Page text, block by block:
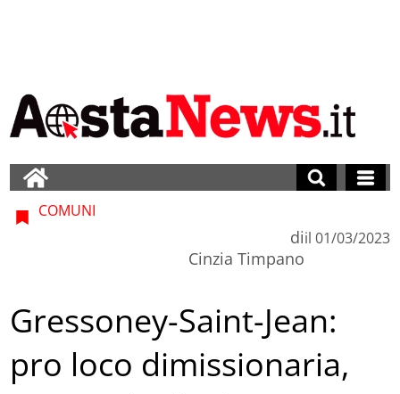
COMUNI
di
Cinzia Timpano
il 01/03/2023
Gressoney-Saint-Jean:
pro loco dimissionaria,